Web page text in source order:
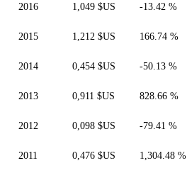
2016 1,049 $US -13.42 %
2015 1,212 $US 166.74 %
2014 0,454 $US -50.13 %
2013 0,911 $US 828.66 %
2012 0,098 $US -79.41 %
2011 0,476 $US 1,304.48 %